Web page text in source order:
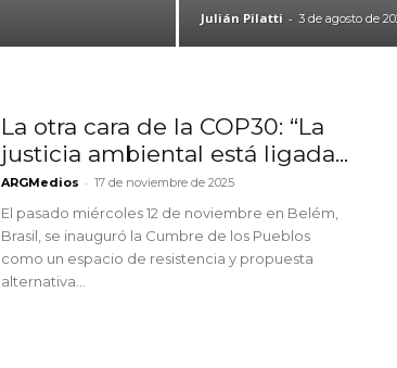
Julián Pilatti - 3 de agosto de
La otra cara de la COP30: “La
justicia ambiental está ligada...
ARGMedios - 17 de noviembre de 2025
El pasado miércoles 12 de noviembre en Belém,
Brasil, se inauguró la Cumbre de los Pueblos
como un espacio de resistencia y propuesta
alternativa...